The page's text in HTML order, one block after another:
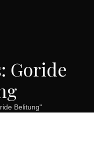
Goride
Belitung"